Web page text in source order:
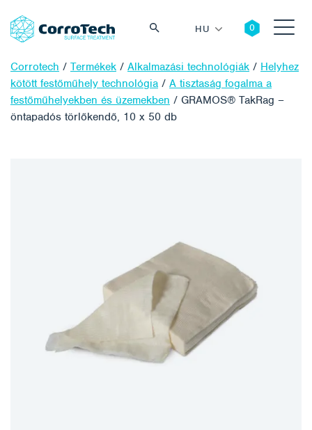
HU
Corrotech / Termékek / Alkalmazási technológiák / Helyhez
kötött festőműhely technológia / A tisztaság fogalma a
festőműhelyekben és üzemekben / GRAMOS® TakRag –
öntapadós törlőkendő, 10 x 50 db